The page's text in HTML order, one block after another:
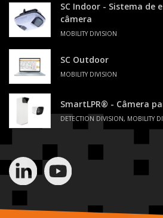
SC Indoor - Sistema de
câmera
MOBILITY DIVISION
SC Outdoor
MOBILITY DIVISION
SmartLPR® - Câmera
DETECTION DIVISION, MOBILITY